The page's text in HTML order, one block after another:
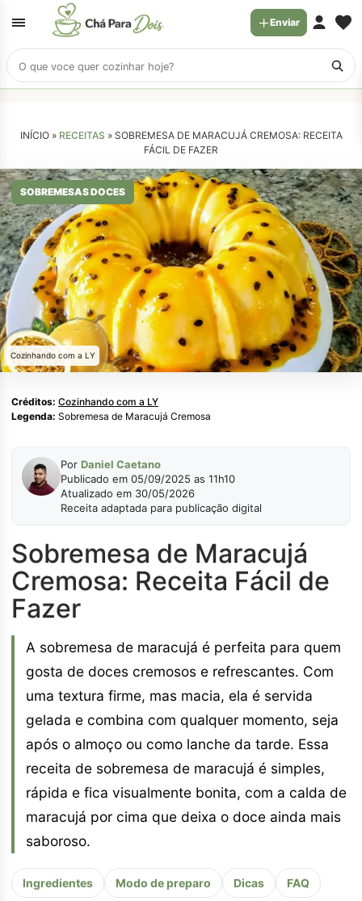
Buscar
receitas
Enviar
INÍCIO » RECEITAS » SOBREMESA DE MARACUJÁ CREMOSA: RECEITA
FÁCIL DE FAZER
SOBREMESAS DOCES
Cozinhando com a LY
Créditos: Cozinhando com a LY
Legenda: Sobremesa de Maracujá Cremosa
Por Daniel Caetano
Publicado em 05/09/2025 as 11h10
Atualizado em 30/05/2026
Receita adaptada para publicação digital
Sobremesa de Maracujá
Cremosa: Receita Fácil de
Fazer
A sobremesa de maracujá é perfeita para quem
gosta de doces cremosos e refrescantes. Com
uma textura firme, mas macia, ela é servida
gelada e combina com qualquer momento, seja
após o almoço ou como lanche da tarde. Essa
receita de sobremesa de maracujá é simples,
rápida e fica visualmente bonita, com a calda de
maracujá por cima que deixa o doce ainda mais
saboroso.
Ingredientes Modo de preparo Dicas FAQ